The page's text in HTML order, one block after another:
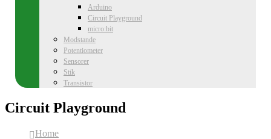
Arduino
Circuit Playground
micro:bit
Modstande
Potentiometer
Sensorer
Stik
Transistor
Circuit Playground
Home